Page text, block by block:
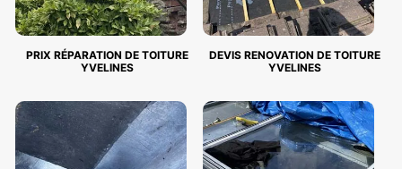
PRIX RÉPARATION DE TOITURE
YVELINES
DEVIS RENOVATION DE TOITURE
YVELINES